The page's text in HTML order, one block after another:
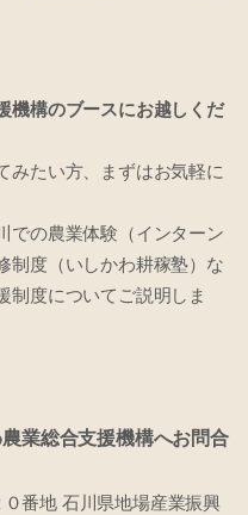
機構のブースにお越しくだ
みたい方、まずはお気軽に
での農業体験（インターン
制度（いしかわ耕稼塾）な
制度についてご説明しま
業総合支援機構へお問合
番地 石川県地場産業振興